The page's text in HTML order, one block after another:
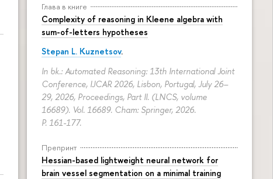
Глава в книге
Complexity of reasoning in Kleene algebra with
sum-of-letters hypotheses
Stepan L. Kuznetsov.
In bk.: Automated Reasoning: 13th International Joint
Conference, IJCAR 2026, Lisbon, Portugal, July 26–
29, 2026, Proceedings, Part II. (LNCS, volume
16689). Vol. 16689. Cham: Springer, 2026.
P. 161-177.
Препринт
Hessian-based lightweight neural network for
brain vessel segmentation on a minimal training